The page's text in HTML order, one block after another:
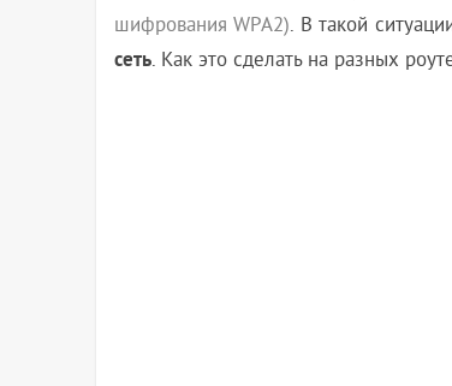
шифрования WPA2). В такой
сеть. Как это сделать на разных